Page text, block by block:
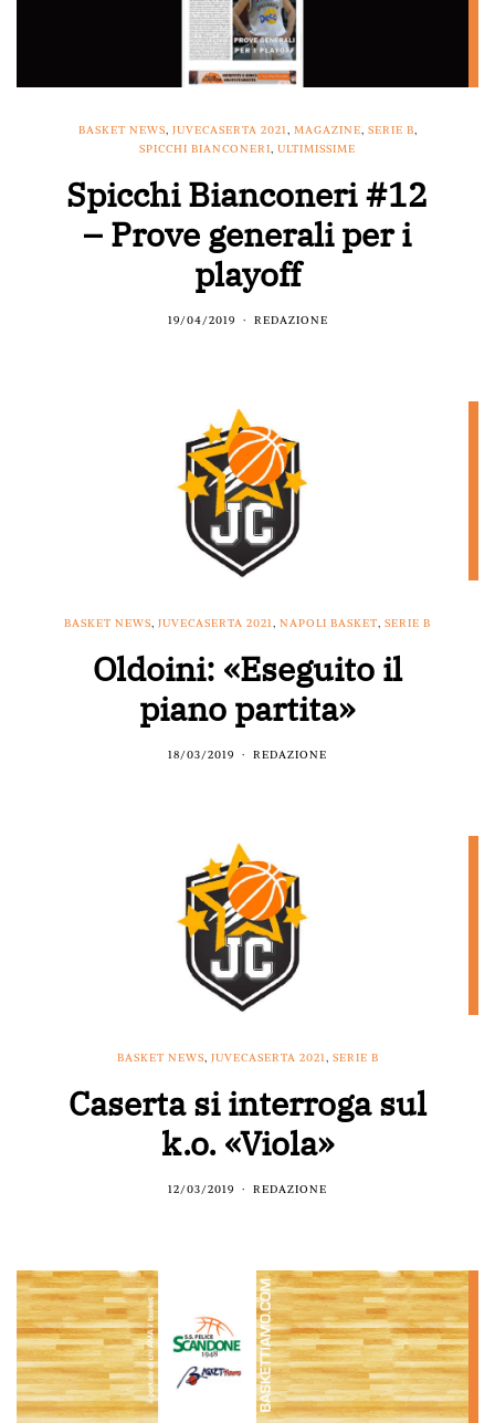
BASKET NEWS, JUVECASERTA 2021, MAGAZINE, SERIE B,
SPICCHI BIANCONERI, ULTIMISSIME
Spicchi Bianconeri #12
– Prove generali per i
playoff
19/04/2019 REDAZIONE
BASKET NEWS, JUVECASERTA 2021, NAPOLI BASKET, SERIE B
Oldoini: «Eseguito il
piano partita»
18/03/2019 REDAZIONE
BASKET NEWS, JUVECASERTA 2021, SERIE B
Caserta si interroga sul
k.o. «Viola»
12/03/2019 REDAZIONE